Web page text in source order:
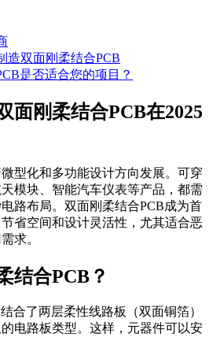
造双面刚柔结合PCB
是否适合您的项目？
面刚柔结合PCB在2025
型化和多功能设计方向发展。可穿
模块、智能汽车仪表等产品，都需
路布局。双面刚柔结合PCB成为首
省空间和设计灵活性，尤其适合恶
求。
结合PCB？
合了两层柔性线路板（双面铜箔）
电路板类型。这样，元器件可以安